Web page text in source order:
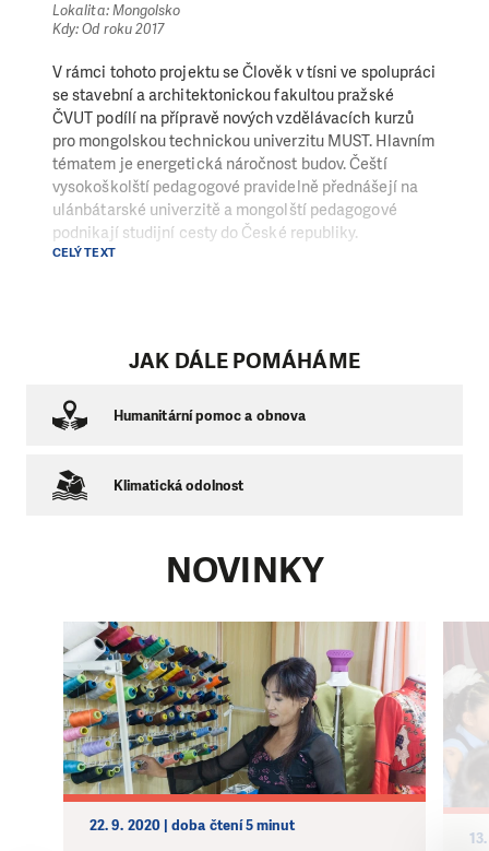
Lokalita: Mongolsko
Kdy: Od roku 2017
V rámci tohoto projektu se Člověk v tísni ve spolupráci
se stavební a architektonickou fakultou pražské
ČVUT podílí na přípravě nových vzdělávacích kurzů
pro mongolskou technickou univerzitu MUST. Hlavním
tématem je energetická náročnost budov. Čeští
vysokoškolští pedagogové pravidelně přednášejí na
ulánbátarské univerzitě a mongolští pedagogové
podnikají studijní cesty do České republiky.
Podporujeme i další spolupráci studentů MUST a
CELÝ TEXT
JAK DÁLE POMÁHÁME
Humanitární pomoc a obnova
Klimatická odolnost
NOVINKY
22. 9. 2020 | doba čtení 5 minut